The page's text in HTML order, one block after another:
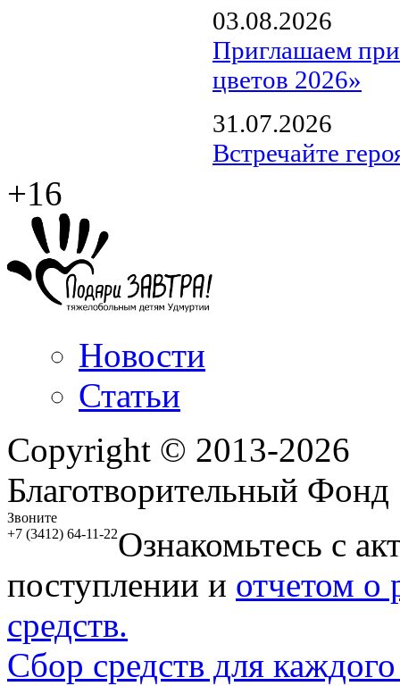
03.08.2026
Приглашаем
цветов 2026»
31.07.2026
Встречайте
+16
Новости
Статьи
Copyright © 2013-2026
Благотворительный
Звоните
+7 (3412) 64-11-22Ознакомьтесь с
поступлении и отчетом о
средств.
Сбор средств для